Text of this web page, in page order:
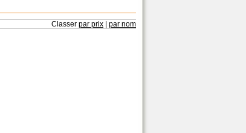
Classer par prix par nom